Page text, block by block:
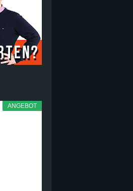
ANGEBOT